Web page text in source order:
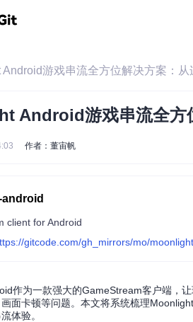
Android游戏串流全方位解决方案：
Android游戏串流全方
作者：董宙帆
client for Android
gitcode.com/gh_mirrors/mo/
作为一款强大的GameStream客户端，
面卡顿等问题。本文将系统梳理
体验。